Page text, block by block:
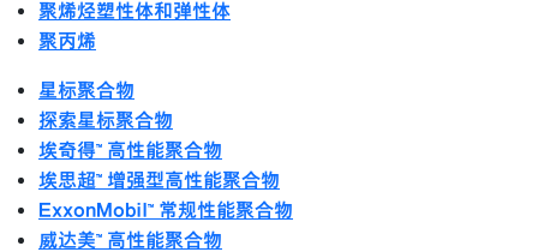
聚烯烃塑性体和弹性体
聚丙烯
星标聚合物
探索星标聚合物
埃奇得™ 高性能聚合物
埃思超™ 增强型高性能聚合物
ExxonMobil™ 常规性能聚合物
威达美™ 高性能聚合物